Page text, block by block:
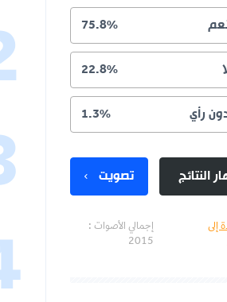
75.8%
22.8%
رأي 1.3%
النتائج تصويت
إلى
إجمالي الأصوات :
2015